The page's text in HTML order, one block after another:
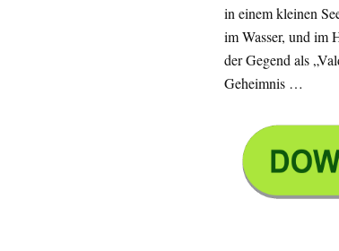
in einem kleinen
im Wasser, und im
der Gegend als
Geheimnis …